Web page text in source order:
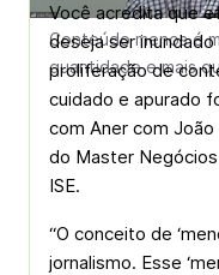
Conteúdo menos é
quantidade e mais
Você acredita que
deseja ser
proliferação de
cuidado e apurado
com Aner com
do Master
ISE.
“O conceito de
jornalismo. Esse